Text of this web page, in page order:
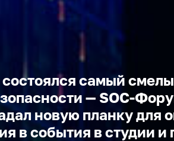
самый
— SOC-
новую планку для
в события в студии